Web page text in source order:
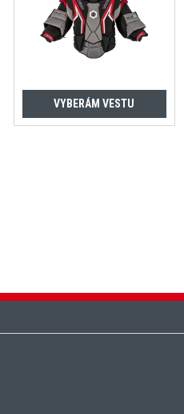
VYBERÁM VESTU